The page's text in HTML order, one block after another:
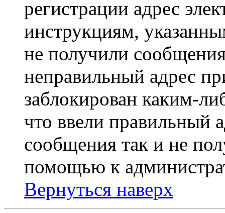
регистрации адрес
инструкциям,
не получили
неправильный адрес
заблокирован каким-
что ввели правильный
сообщения так и не
помощью к
Вернуться наверх